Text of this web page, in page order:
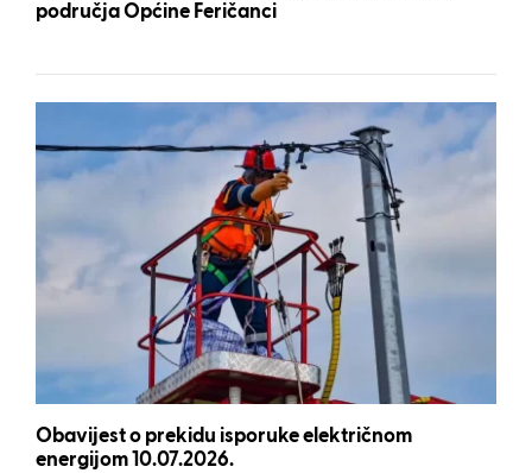
područja Općine Feričanci
Obavijest o prekidu isporuke električnom
energijom 10.07.2026.